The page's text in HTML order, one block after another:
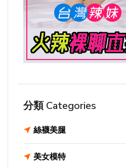
分類 Categories
絲襪美腿
美女模特